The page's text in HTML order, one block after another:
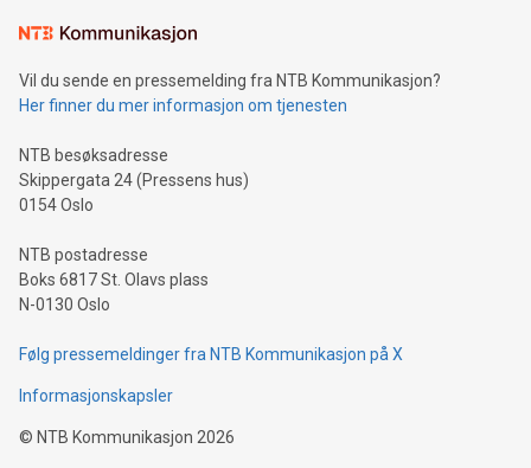
Vil du sende en pressemelding fra NTB Kommunikasjon?
Her finner du mer informasjon om tjenesten
NTB besøksadresse
Skippergata 24 (Pressens hus)
0154 Oslo
NTB postadresse
Boks 6817 St. Olavs plass
N-0130 Oslo
Følg pressemeldinger fra NTB Kommunikasjon på X
Informasjonskapsler
© NTB Kommunikasjon 2026